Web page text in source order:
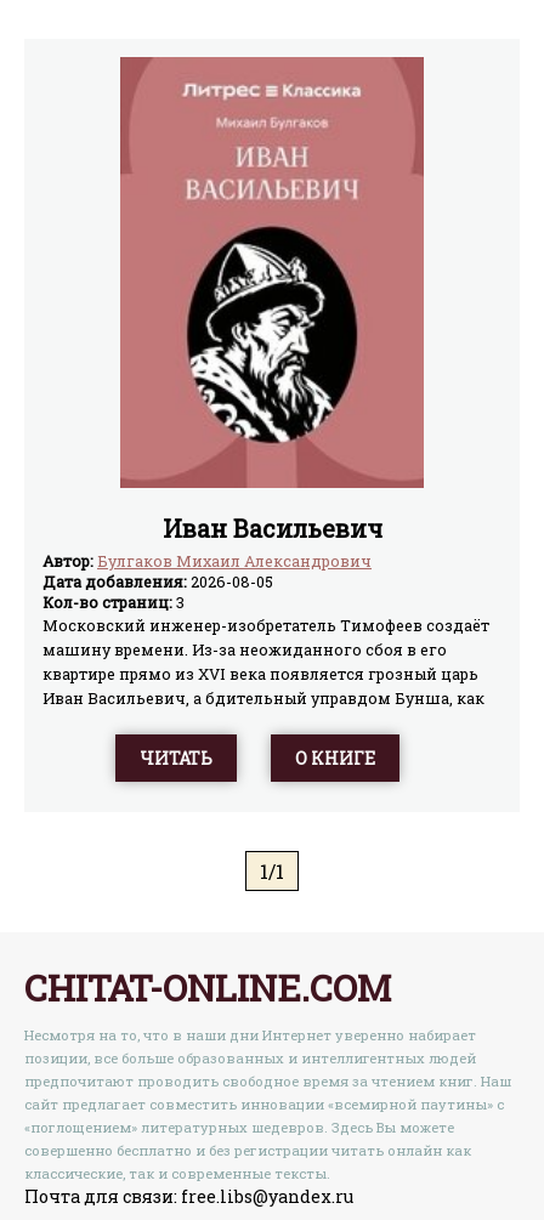
Иван Васильевич
Автор:Булгаков Михаил Александрович
Дата добавления:2026-08-05
Кол-во страниц:3
Московский инженер-изобретатель Тимофеев создаёт
машину времени. Из-за неожиданного сбоя в его
квартире прямо из XVI века появляется грозный царь
Иван Васильевич, а бдительный управдом Бунша, как
прошлое. Путаница с двойниками оборачивается
чередой блистательных комических ситуаций, в
ЧИТАТЬ О КНИГЕ
1/1
CHITAT-ONLINE.COM
Несмотря на то, что в наши дни Интернет уверенно набирает
позиции, все больше образованных и интеллигентных людей
предпочитают проводить свободное время за чтением книг. Наш
сайт предлагает совместить инновации «всемирной паутины» с
«поглощением» литературных шедевров. Здесь Вы можете
совершенно бесплатно и без регистрации читать онлайн как
классические, так и современные тексты.
Почта для связи: free.libs@yandex.ru